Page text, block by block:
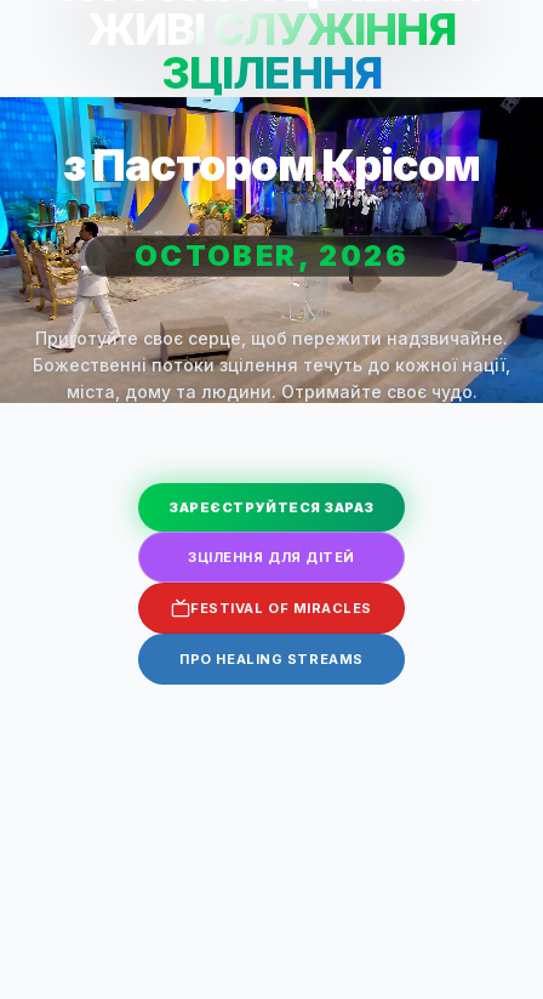
ЖИВІ СЛУЖІННЯ
ЗЦІЛЕННЯ
з Пастором Крісом
OCTOBER, 2026
Приготуйте своє серце, щоб пережити надзвичайне.
Божественні потоки зцілення течуть до кожної нації,
міста, дому та людини. Отримайте своє чудо.
ЗАРЕЄСТРУЙТЕСЯ ЗАРАЗ
ЗЦІЛЕННЯ ДЛЯ ДІТЕЙ
FESTIVAL OF MIRACLES
ПРО HEALING STREAMS